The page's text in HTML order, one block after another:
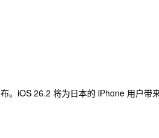
。iOS 26.2 将为日本的 iPhone 用户带